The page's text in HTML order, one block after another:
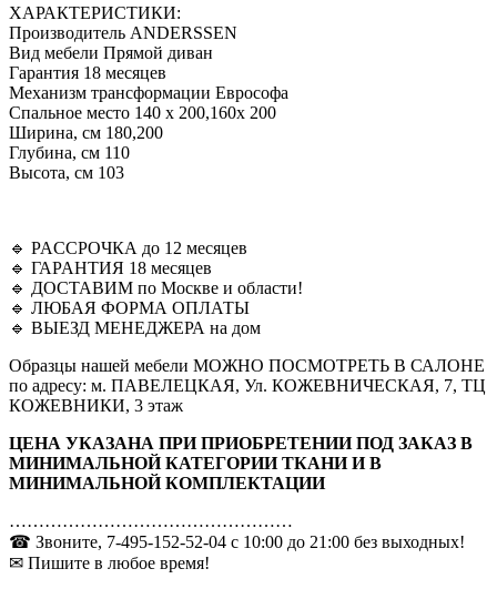
ХАРАКТЕРИСТИКИ:
Производитель ANDERSSEN
Вид мебели Прямой диван
Гарантия 18 месяцев
Механизм трансформации Еврософа
Спальное место 140 х 200,160x 200
Ширина, см 180,200
Глубина, см 110
Высота, см 103
🔹 PAССРOЧКА дo 12 мeсяцeв
🔹 ГАPAНTИЯ 18 меcяцeв
🔹 ДOCTABИМ по Москве и области!
🔹 ЛЮБАЯ ФОРМА ОПЛАТЫ
🔹 ВЫЕЗД МЕНЕДЖЕРА на дом
Образцы нашей мебели МОЖНО ПОСМОТРЕТЬ В САЛОНЕ
по адресу: м. ПАВЕЛЕЦКАЯ, Ул. КОЖЕВНИЧЕСКАЯ, 7, ТЦ
КОЖЕВНИКИ, 3 этаж
ЦЕНА УКАЗАНА ПРИ ПРИОБРЕТЕНИИ ПОД ЗАКАЗ В
МИНИМАЛЬНОЙ КАТЕГОРИИ ТКАНИ И В
МИНИМАЛЬНОЙ КОМПЛЕКТАЦИИ
…………………………………………
☎ Звоните, 7-495-152-52-04 с 10:00 до 21:00 без выходных!
✉ Пишите в любое время!